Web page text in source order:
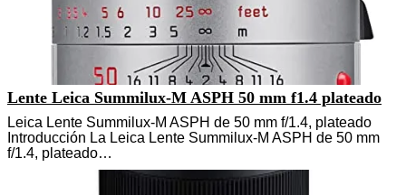
Lente Leica Summilux-M ASPH 50 mm f1.4 plateado
Leica Lente Summilux-M ASPH de 50 mm f/1.4, plateado
Introducción La Leica Lente Summilux-M ASPH de 50 mm
f/1.4, plateado…